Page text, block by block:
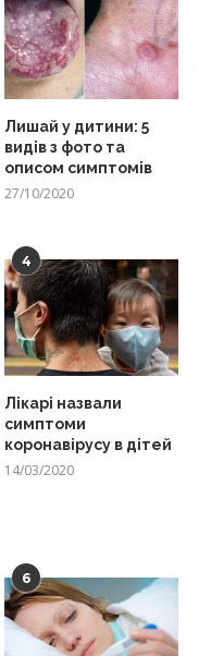
Лишай у дитини: 5
видів з фото та
описом симптомів
27/10/2020
4
Лікарі назвали
симптоми
коронавірусу в дітей
14/03/2020
6